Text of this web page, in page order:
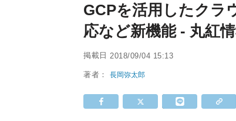
GCPを活用したクラ
応など新機能 - 丸紅
掲載日 2018/09/04 15:13
著者：長岡弥太郎